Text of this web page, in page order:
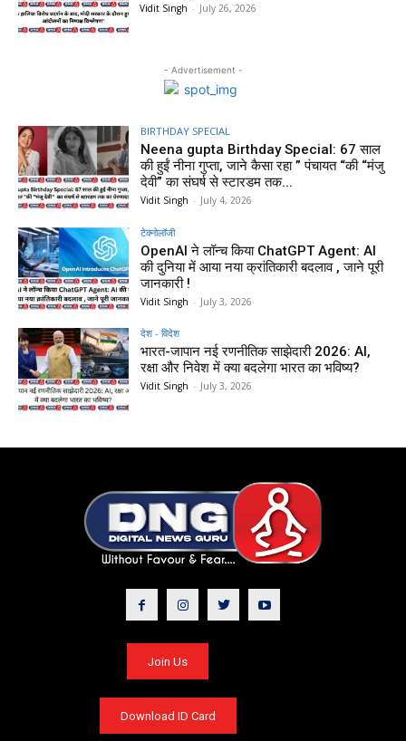
Vidit Singh - July 26, 2026
- Advertisement -
BIRTHDAY SPECIAL
Neena gupta Birthday Special: 67 साल
की हुईं नीना गुप्ता, जाने कैसा रहा ” पंचायत “की “मंजु
देवी” का संघर्ष से स्टारडम तक...
Vidit Singh - July 4, 2026
टेक्नोलॉजी
OpenAI ने लॉन्च किया ChatGPT Agent: AI
की दुनिया में आया नया क्रांतिकारी बदलाव , जाने पूरी
जानकारी !
Vidit Singh - July 3, 2026
देश - विदेश
भारत-जापान नई रणनीतिक साझेदारी 2026: AI,
रक्षा और निवेश में क्या बदलेगा भारत का भविष्य?
Vidit Singh - July 3, 2026
Join Us
Download ID Card